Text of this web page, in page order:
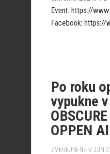
Event: https://
Facebook: https://
Po roku
vypukne
OPPEN
ZVEREJNENÉ V JÚN